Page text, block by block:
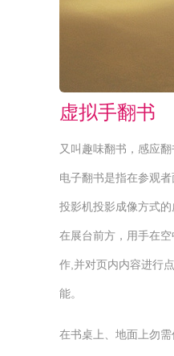
虚拟手翻书
又叫趣味翻书，感应翻
电子翻书是指在参观
投影机投影成像方式
在展台前方，用手在
作,并对页内内容进行
能。
在书桌上、地面上勿